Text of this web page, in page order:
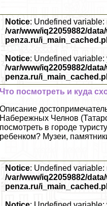
Notice: Undefined variable:
/var/www/iq22059882/
penza.ru/
Notice: Undefined variable:
/var/www/iq22059882/
penza.ru/
Что посмотреть и куда
Описание
Набережных Челнов
посмотреть в городе
ребенком? Музеи,
Notice: Undefined variable:
/var/www/iq22059882/
penza.ru/